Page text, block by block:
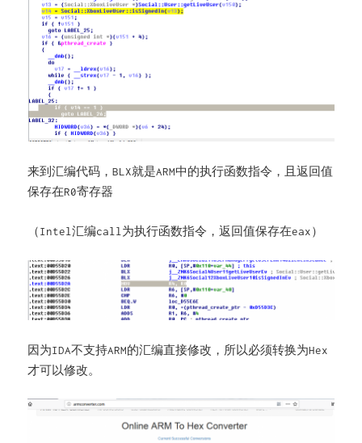
来到汇编代码，BLX就是ARM中的执行函数指令，且返回值
保存在R0寄存器
（Intel汇编call 为执行函数指令，返回值保存在eax）
因为IDA不支持ARM的汇编直接修改，所以必须转换为Hex
才可以修改。